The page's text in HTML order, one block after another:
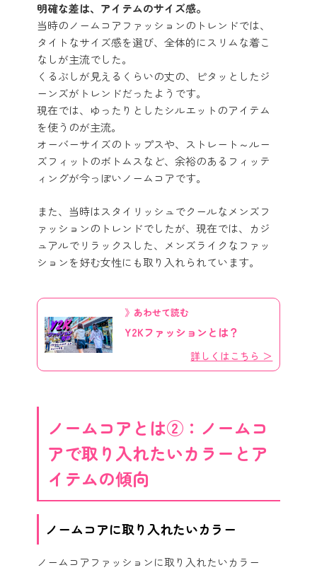
明確な差は、アイテムのサイズ感。
当時のノームコアファッションのトレンドでは、
タイトなサイズ感を選び、全体的にスリムな着こ
なしが主流でした。
くるぶしが見えるくらいの丈の、ピタッとしたジ
ーンズがトレンドだったようです。
現在では、ゆったりとしたシルエットのアイテム
を使うのが主流。
オーバーサイズのトップスや、ストレート～ルー
ズフィットのボトムスなど、余裕のあるフィッテ
ィングが今っぽいノームコアです。
また、当時はスタイリッシュでクールなメンズフ
ァッションのトレンドでしたが、現在では、カジ
ュアルでリラックスした、メンズライクなファッ
ションを好む女性にも取り入れられています。
》あわせて読む
Y2Kファッションとは？
詳しくはこちら ＞
ノームコアとは②：ノームコ
アで取り入れたいカラーとア
イテムの傾向
ノームコアに取り入れたいカラー
ノームコアファッションに取り入れたいカラー